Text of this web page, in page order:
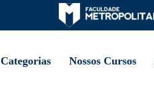
Categorias Nossos Cursos